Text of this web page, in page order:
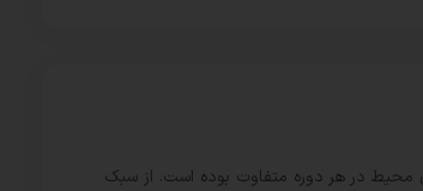
محیط در هر دوره متفاوت بوده است. از سبک